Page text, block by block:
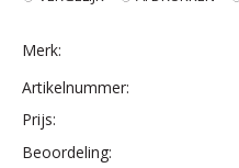
Merk:
Artikelnummer:
Prijs:
Beoordeling: